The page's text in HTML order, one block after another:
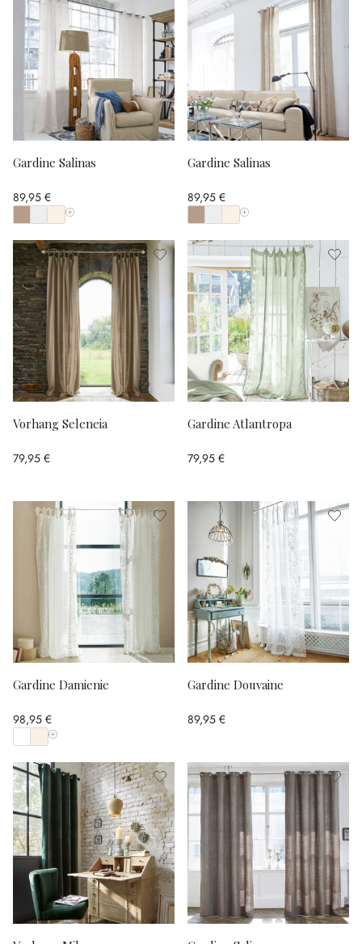
Gardine Salinas
89,95 €
Alle Farben anzeigen
Gardine Salinas
89,95 €
Alle Farben anzeigen
Vorhang Seleneia
79,95 €
Gardine Atlantropa
79,95 €
Gardine Damienie
98,95 €
Alle Farben anzeigen
Gardine Douvaine
89,95 €